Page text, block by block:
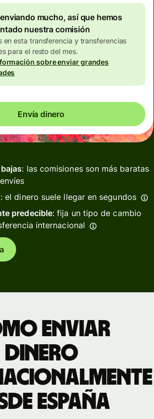
mucho, así que hemos
nuestra comisión
en esta transferencia y transferencias
para el resto del mes.
sobre enviar grandes
Envía dinero
: las comisiones son más baratas
: el dinero suele llegar en segundos
predecible: fija un tipo de cambio
internacional
enviar
dinero
España